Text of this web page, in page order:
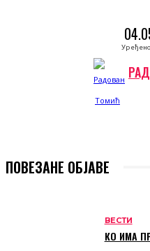
ПОВЕЗАНЕ ОБЈАВЕ
ВЕСТИ
КО ИМА